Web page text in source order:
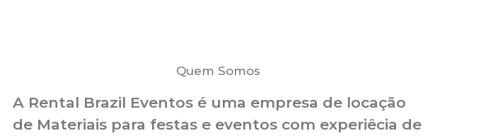
Quem Somos
A Rental Brazil Eventos é uma empresa de locação
de Materiais para festas e eventos com experiêcia de